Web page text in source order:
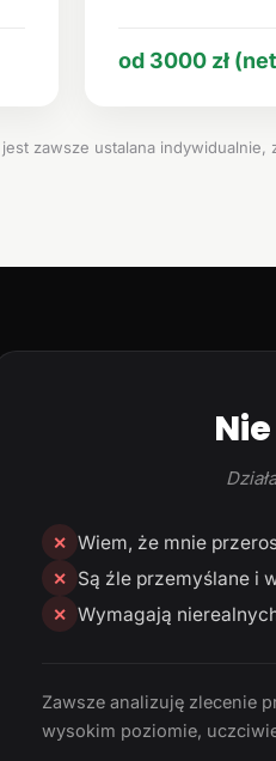
od 3000 zł
zawsze ustalana indywidualnie,
✕ Wiem, że mnie
✕ Są źle przemyślane i
✕ Wymagają
Zawsze analizuję zlecenie
wysokim poziomie,